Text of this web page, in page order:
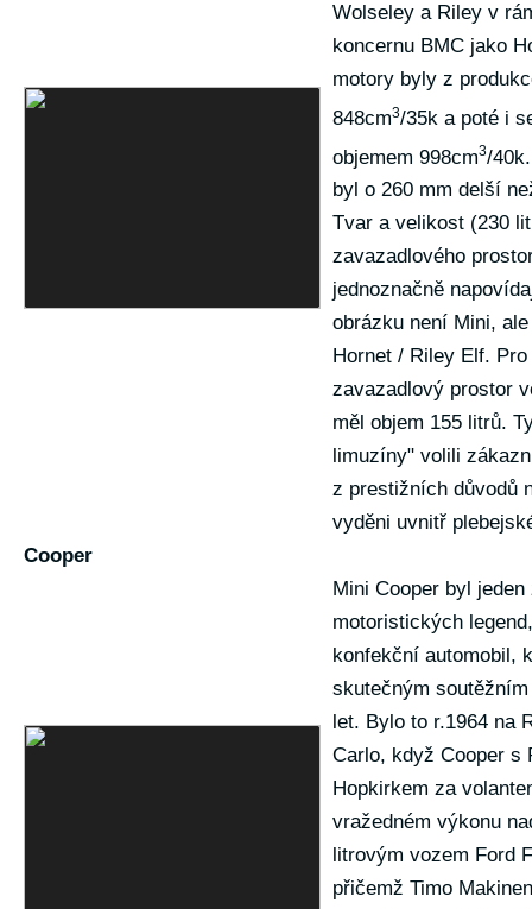
Wolseley a Riley v
koncernu BMC jako
motory byly z
848cm3/35k a poté i
objemem 998cm3/
byl o 260 mm delší
Tvar a velikost (230
zavazadlového
jednoznačně
obrázku není Mini,
Hornet / Riley Elf.
zavazadlový prostor
měl objem 155 litrů.
limuzíny" volili
z prestižních důvodů
vyděni uvnitř
Cooper
Mini Cooper byl
motoristických
konfekční automobil,
skutečným
let. Bylo to r.1964 na
Carlo, když Cooper s
Hopkirkem za
vražedném výkonu
litrovým vozem Ford
přičemž Timo